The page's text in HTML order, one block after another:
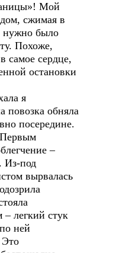
Мой
сжимая в
нужно было
Похоже,
самое сердце,
остановки
я
повозка обняла
посередине.
–
Из-под
вырвалась
– легкий стук
ней
Это